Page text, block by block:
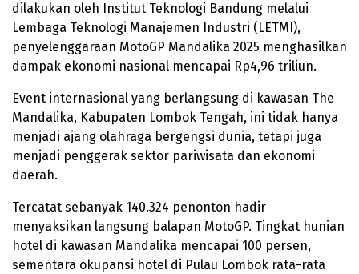
dilakukan oleh Institut Teknologi Bandung melalui
Lembaga Teknologi Manajemen Industri (LETMI),
penyelenggaraan MotoGP Mandalika 2025 menghasilkan
dampak ekonomi nasional mencapai Rp4,96 triliun.
Event internasional yang berlangsung di kawasan The
Mandalika, Kabupaten Lombok Tengah, ini tidak hanya
menjadi ajang olahraga bergengsi dunia, tetapi juga
menjadi penggerak sektor pariwisata dan ekonomi
daerah.
Tercatat sebanyak 140.324 penonton hadir
menyaksikan langsung balapan MotoGP. Tingkat hunian
hotel di kawasan Mandalika mencapai 100 persen,
sementara okupansi hotel di Pulau Lombok rata-rata